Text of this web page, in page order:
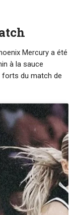
Mercury a été
à la sauce
forts du match de